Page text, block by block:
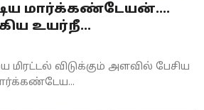
மார்க்கண்டேயன்....
உயர்நீ...
விடுக்கும் அளவில் பேசிய